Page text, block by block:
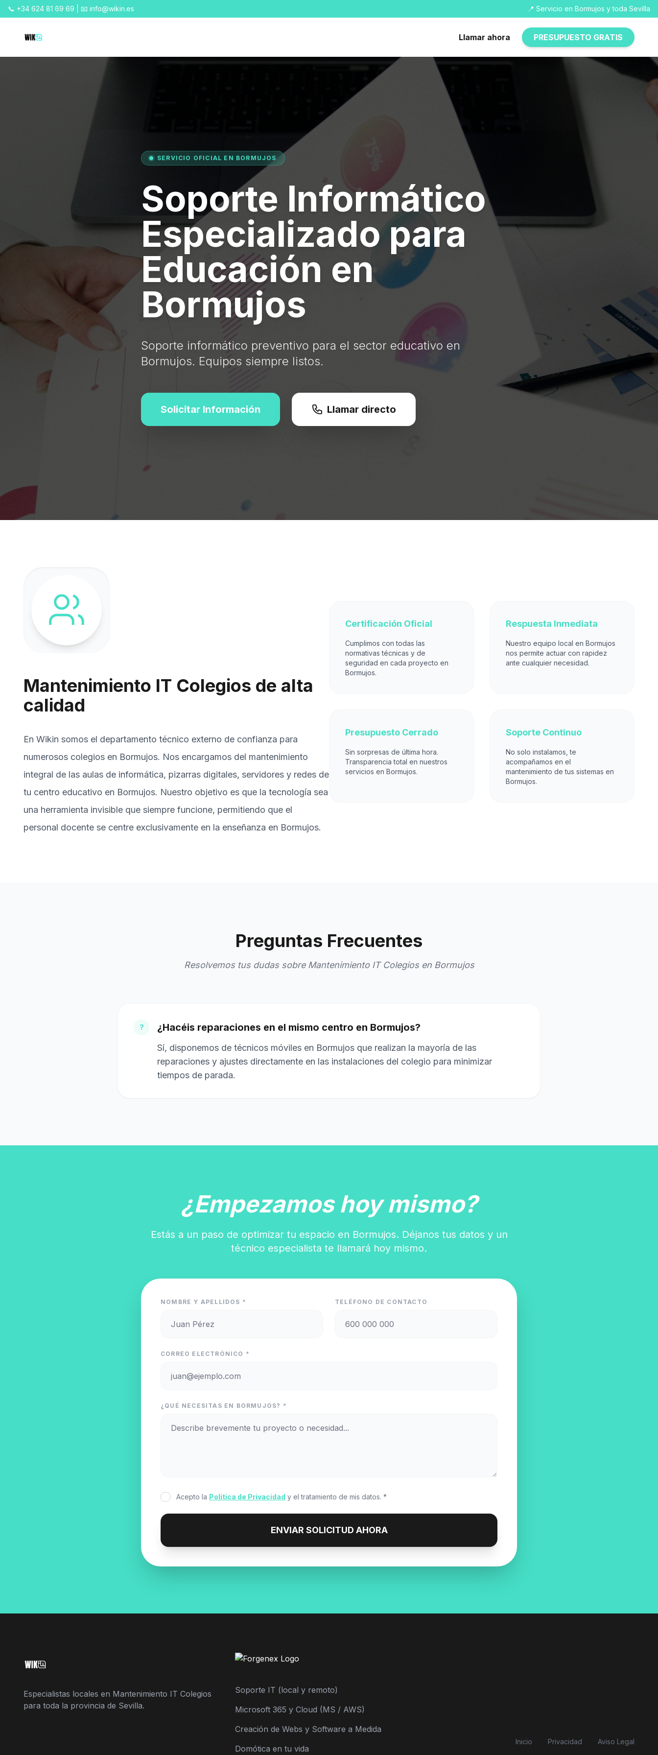
📞 +34 624 81 69 69 | 📧 info@wikin.es 📍 Servicio en Bormujos y toda Sevilla
Llamar ahora PRESUPUESTO GRATIS
SERVICIO OFICIAL EN BORMUJOS
Soporte Informático
Especializado para
Educación en
Bormujos
Soporte informático preventivo para el sector educativo en
Bormujos. Equipos siempre listos.
Solicitar Información Llamar directo
Mantenimiento IT Colegios de alta
calidad
En Wikin somos el departamento técnico externo de confianza para
numerosos colegios en Bormujos. Nos encargamos del mantenimiento
integral de las aulas de informática, pizarras digitales, servidores y redes de
tu centro educativo en Bormujos. Nuestro objetivo es que la tecnología sea
una herramienta invisible que siempre funcione, permitiendo que el
personal docente se centre exclusivamente en la enseñanza en Bormujos.
Certificación Oficial
Cumplimos con todas las
normativas técnicas y de
seguridad en cada proyecto en
Bormujos.
Respuesta Inmediata
Nuestro equipo local en Bormujos
nos permite actuar con rapidez
ante cualquier necesidad.
Presupuesto Cerrado
Sin sorpresas de última hora.
Transparencia total en nuestros
servicios en Bormujos.
Soporte Continuo
No solo instalamos, te
acompañamos en el
mantenimiento de tus sistemas en
Bormujos.
Preguntas Frecuentes
Resolvemos tus dudas sobre Mantenimiento IT Colegios en Bormujos
? ¿Hacéis reparaciones en el mismo centro en Bormujos?
Sí, disponemos de técnicos móviles en Bormujos que realizan la mayoría de las
reparaciones y ajustes directamente en las instalaciones del colegio para minimizar
tiempos de parada.
¿Empezamos hoy mismo?
Estás a un paso de optimizar tu espacio en Bormujos. Déjanos tus datos y un
técnico especialista te llamará hoy mismo.
NOMBRE Y APELLIDOS * TELÉFONO DE CONTACTO
CORREO ELECTRÓNICO *
¿QUÉ NECESITAS EN BORMUJOS? *
Acepto la Política de Privacidad y el tratamiento de mis datos. *
ENVIAR SOLICITUD AHORA
Especialistas locales en Mantenimiento IT Colegios
para toda la provincia de Sevilla.
Soporte IT (local y remoto)
Microsoft 365 y Cloud (MS / AWS)
Creación de Webs y Software a Medida
Domótica en tu vida
Inicio Privacidad Aviso Legal